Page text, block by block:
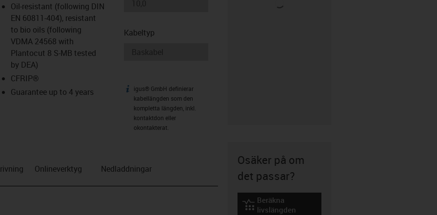
Oil-resistant (following DIN
EN 60811-404), resistant
to bio oils (following
VDMA 24568 with
Plantocut 8 S-MB tested
by DEA)
CFRIP®
Guarantee up to 4 years
Kabeltyp
igus-icon-info
igus® GmbH definierar
kabellängden som den
kompletta längden, inkl.
kontaktdon eller
okontakterat.
Onlineverktyg Nedladdningar
Osäker på om
det passar?
igus-icon-lebensdauerrechner
Beräkna
livslängden